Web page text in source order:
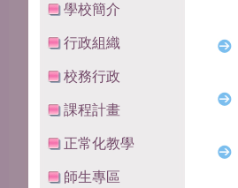
學校簡介
行政組織
校務行政
課程計畫
正常化教學
師生專區